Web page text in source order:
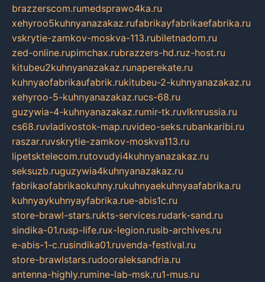
brazzerscom.rumedsprawo4ka.ru
xehyroo5kuhnyanazakaz.rufabrikayfabrikaefabrika.ru
vskrytie-zamkov-moskva-113.rubiletnadom.ru
zed-online.rupimchax.rubrazzers-hd.ruz-host.ru
kitubeu2kuhnyanazakaz.runaperekate.ru
kuhnyaofabrikaufabrik.rukitubeu-2-kuhnyanazakaz.ru
xehyroo-5-kuhnyanazakaz.rucs-68.ru
guzywia-4-kuhnyanazakaz.rumir-tk.ruvlknrussia.ru
cs68.ruvladivostok-map.ruvideo-seks.rubankaribi.ru
raszar.ruvskrytie-zamkov-moskva113.ru
lipetsktelecom.rutovudyi4kuhnyanazakaz.ru
seksuzb.ruguzywia4kuhnyanazakaz.ru
fabrikaofabrikaokuhny.rukuhnyaekuhnyaafabrika.ru
kuhnyaykuhnyayfabrika.rue-abis1c.ru
store-brawl-stars.rukts-services.rudark-sand.ru
sindika-01.rusp-life.rux-legion.rusib-archives.ru
e-abis-1-c.rusindika01.ruvenda-festival.ru
store-brawlstars.rudooraleksandria.ru
antenna-highly.rumine-lab-msk.ru1-mus.ru